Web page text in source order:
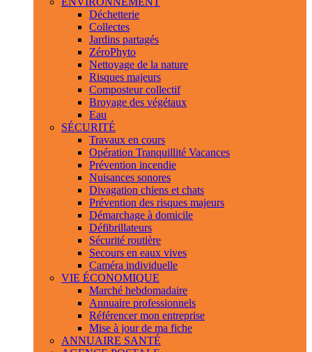
Déchetterie
Collectes
Jardins partagés
ZéroPhyto
Nettoyage de la nature
Risques majeurs
Composteur collectif
Broyage des végétaux
Eau
SÉCURITÉ
Travaux en cours
Opération Tranquillité Vacances
Prévention incendie
Nuisances sonores
Divagation chiens et chats
Prévention des risques majeurs
Démarchage à domicile
Défibrillateurs
Sécurité routière
Secours en eaux vives
Caméra individuelle
VIE ÉCONOMIQUE
Marché hebdomadaire
Annuaire professionnels
Référencer mon entreprise
Mise à jour de ma fiche
ANNUAIRE SANTÉ